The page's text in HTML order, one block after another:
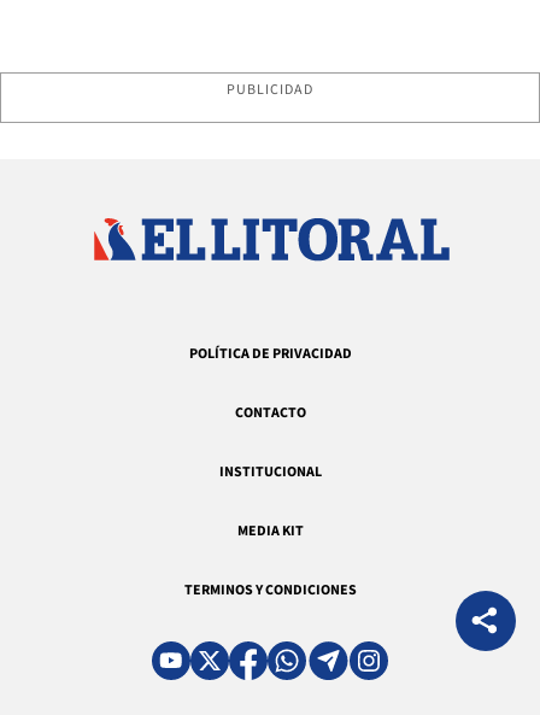
PUBLICIDAD
POLÍTICA DE PRIVACIDAD
CONTACTO
INSTITUCIONAL
MEDIA KIT
TERMINOS Y CONDICIONES